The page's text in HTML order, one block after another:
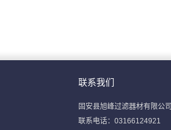
联系我们
固安县旭峰过滤器材有限公司
联系电话：03166124921